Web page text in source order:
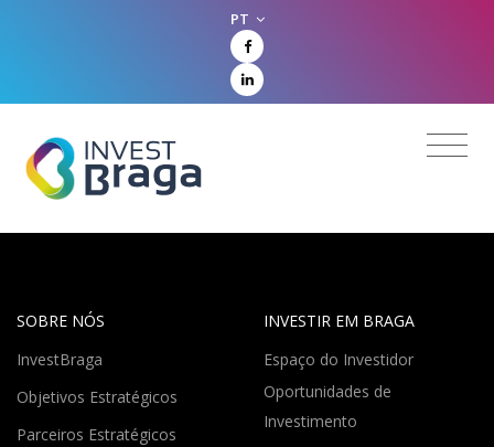
PT
SOBRE NÓS
InvestBraga
Objetivos Estratégicos
Parceiros Estratégicos
INVESTIR EM BRAGA
Espaço do Investidor
Oportunidades de
Investimento